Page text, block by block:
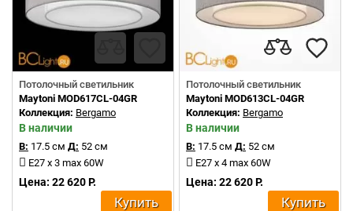
Потолочный светильник
Maytoni MOD617CL-04GR
Коллекция: Bergamo
В наличии
В: 17.5 см Д: 52 см
E27 x 3 max 60W
Цена: 22 620 Р.
Купить
Потолочный светильник
Maytoni MOD613CL-04GR
Коллекция: Bergamo
В наличии
В: 17.5 см Д: 52 см
E27 x 4 max 60W
Цена: 22 620 Р.
Купить